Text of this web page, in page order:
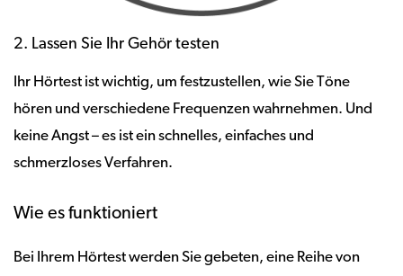
2. Lassen Sie Ihr Gehör testen
Ihr Hörtest ist wichtig, um festzustellen, wie Sie Töne
hören und verschiedene Frequenzen wahrnehmen. Und
keine Angst – es ist ein schnelles, einfaches und
schmerzloses Verfahren.
Wie es funktioniert
Bei Ihrem Hörtest werden Sie gebeten, eine Reihe von